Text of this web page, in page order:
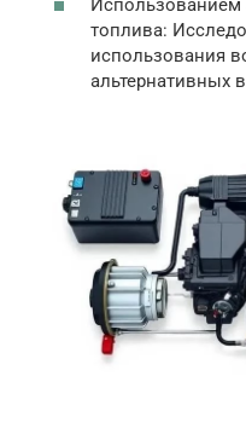
Использованием
топлива:
использования
альтернативных